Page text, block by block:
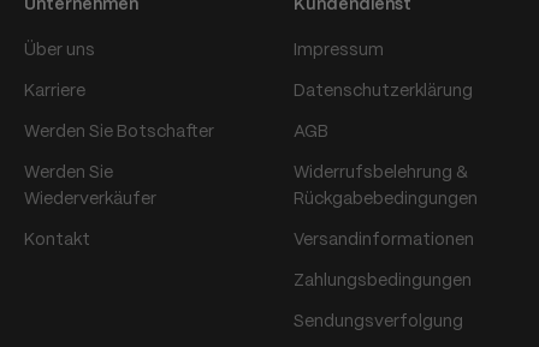
Unternehmen
Über uns
Karriere
Werden Sie Botschafter
Werden Sie
Wiederverkäufer
Kontakt
Kundendienst
Impressum
Datenschutzerklärung
AGB
Widerrufsbelehrung &
Rückgabebedingungen
Versandinformationen
Zahlungsbedingungen
Sendungsverfolgung